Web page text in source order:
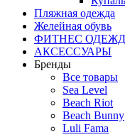
Пляжная одежда
Желейная обувь
ФИТНЕС
АКСЕССУАРЫ
Бренды
Все товары
Sea Level
Beach Riot
Beach Bunny
Luli Fama